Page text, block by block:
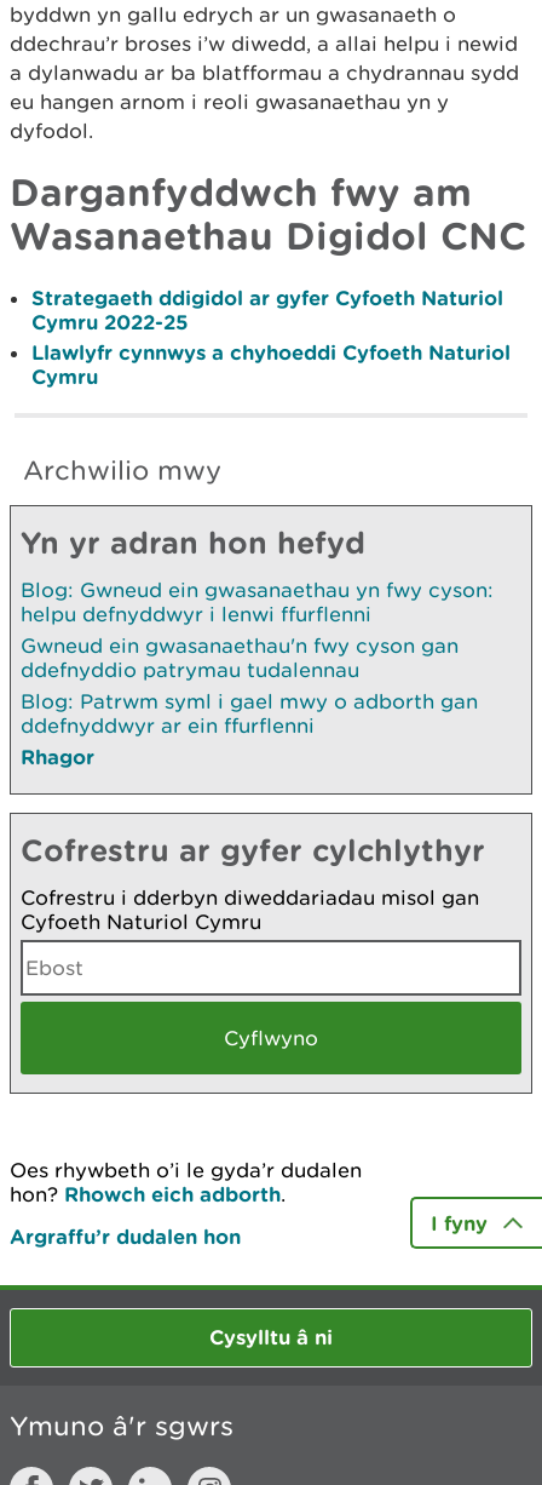
byddwn yn gallu edrych ar un gwasanaeth o
ddechrau’r broses i’w diwedd, a allai helpu i newid
a dylanwadu ar ba blatfformau a chydrannau sydd
eu hangen arnom i reoli gwasanaethau yn y
dyfodol.
Darganfyddwch fwy am
Wasanaethau Digidol CNC
Strategaeth ddigidol ar gyfer Cyfoeth Naturiol
Cymru 2022-25
Llawlyfr cynnwys a chyhoeddi Cyfoeth Naturiol
Cymru
Archwilio mwy
Yn yr adran hon hefyd
Blog: Gwneud ein gwasanaethau yn fwy cyson:
helpu defnyddwyr i lenwi ffurflenni
Gwneud ein gwasanaethau'n fwy cyson gan
ddefnyddio patrymau tudalennau
Blog: Patrwm syml i gael mwy o adborth gan
ddefnyddwyr ar ein ffurflenni
Rhagor
Cofrestru ar gyfer cylchlythyr
Cofrestru i dderbyn diweddariadau misol gan
Cyfoeth Naturiol Cymru
Oes rhywbeth o’i le gyda’r dudalen
hon? Rhowch eich adborth.
Argraffu’r dudalen hon
I fyny
Cysylltu â ni
Ymuno â'r sgwrs